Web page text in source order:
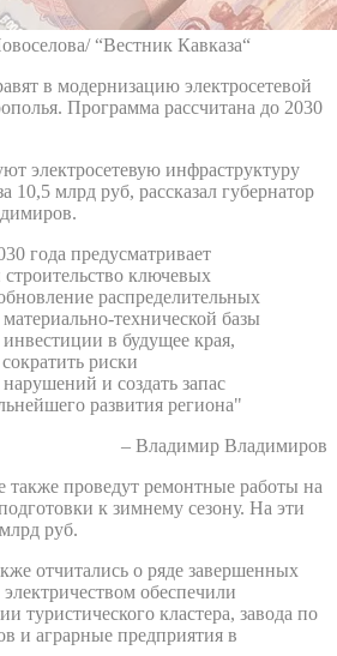
“Вестник Кавказа“
в модернизацию электросетевой
Программа рассчитана до 2030
электросетевую инфраструктуру
10,5 млрд руб, рассказал губернатор
года предусматривает
ключевых
распределительных
технической базы
в будущее края,
риски
и создать запас
развития региона"
– Владимир Владимиров
также проведут ремонтные работы на
к зимнему сезону. На эти
руб.
отчитались о ряде завершенных
обеспечили
туристического кластера, завода по
и аграрные предприятия в